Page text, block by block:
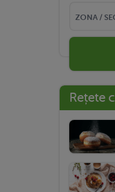
Rețete